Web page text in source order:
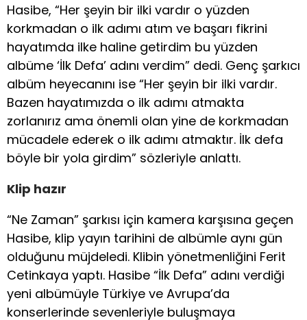
Hasibe, “Her şeyin bir ilki vardır o yüzden
korkmadan o ilk adımı atım ve başarı fikrini
hayatımda ilke haline getirdim bu yüzden
albüme ‘İlk Defa’ adını verdim” dedi. Genç şarkıcı
albüm heyecanını ise “Her şeyin bir ilki vardır.
Bazen hayatımızda o ilk adımı atmakta
zorlanırız ama önemli olan yine de korkmadan
mücadele ederek o ilk adımı atmaktır. İlk defa
böyle bir yola girdim” sözleriyle anlattı.
Klip hazır
“Ne Zaman” şarkısı için kamera karşısına geçen
Hasibe, klip yayın tarihini de albümle aynı gün
olduğunu müjdeledi. Klibin yönetmenliğini Ferit
Cetinkaya yaptı. Hasibe “İlk Defa” adını verdiği
yeni albümüyle Türkiye ve Avrupa’da
konserlerinde sevenleriyle buluşmaya